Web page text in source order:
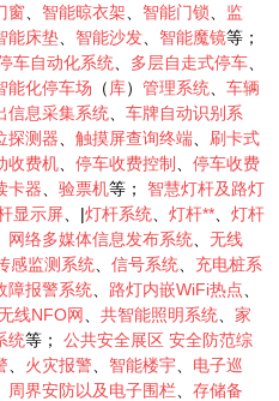
窗 智能晾衣架 智能门锁
监
能床垫 智能沙发 智能魔镜等；
车自动化系统 多层自走式停车
能化停车场 （ 库） 管理系统
车辆
信息采集系统
车牌自动识别系
探测器 触摸屏查询终端
刷卡式
收费机 停车收费控制
停车收费
卡器 验票机等； 智慧灯杆及路灯
显示屏 、|灯杆系统 灯杆**
灯杆
网络多媒体信息发布系统
无线
感监测系统 信号系统
充电桩系
障报警系统 路灯内嵌WiFi热点
线NFO网 共智能照明系统
家
统等； 公共安全展区 安全防范综
火灾报警 智能楼宇
电子巡
周界安防以及电子围栏
存储备